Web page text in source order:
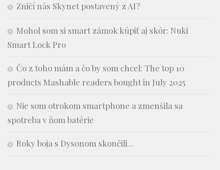
Zničí nás Skynet postavený z AI?
Mohol som si smart zámok kúpiť aj skôr: Nuki
Smart Lock Pro
Čo z toho mám a čo by som chcel: The top 10
products Mashable readers bought in July 2025
Nie som otrokom smartphone a zmenšila sa
spotreba v ňom batérie
Roky boja s Dysonom skončili…